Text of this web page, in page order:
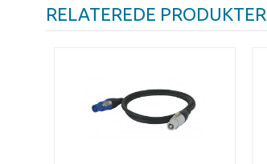
RELATEREDE PRODUKTER